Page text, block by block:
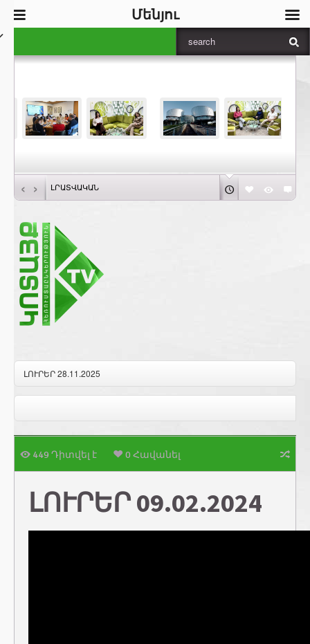
‹ › ԼՐԱՏՎԱԿԱՆ
ԼՈՒՐԵՐ 28.11.2025
449 Դիտվել է 0 Հավանել
ԼՈՒՐԵՐ 09.02.2024
Մենյու